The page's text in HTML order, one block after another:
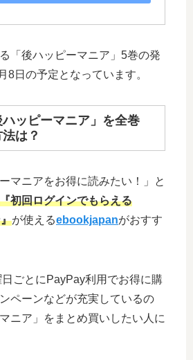
「後ハッピーマニア」5巻の発
8日の予定となっています。
ッピーマニア」を全巻
は？
マニアをお得に読みたい！」と
『初回ログインでもらえる
が使えるebookjapanがおすす
ごとにPayPay利用でお得に購
ペーンなどが充実しているの
ニア」をまとめ買いしたい人に